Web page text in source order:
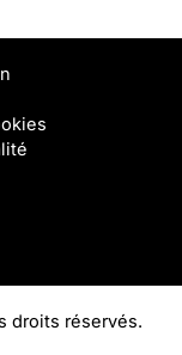
droits réservés.